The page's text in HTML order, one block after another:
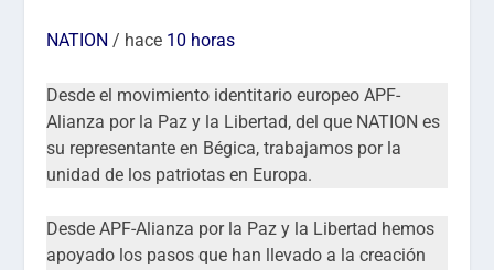
NATION / hace 10 horas
Desde el movimiento identitario europeo APF-
Alianza por la Paz y la Libertad, del que NATION es
su representante en Bégica, trabajamos por la
unidad de los patriotas en Europa.
Desde APF-Alianza por la Paz y la Libertad hemos
apoyado los pasos que han llevado a la creación